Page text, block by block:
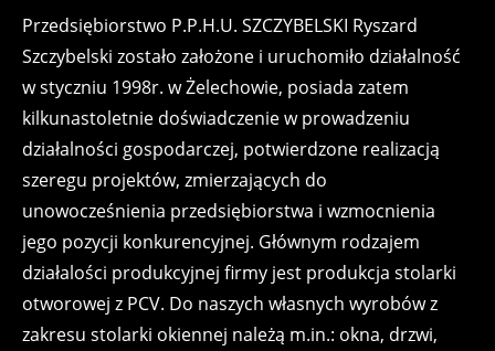
Przedsiębiorstwo P.P.H.U. SZCZYBELSKI Ryszard
Szczybelski zostało założone i uruchomiło działalność
w styczniu 1998r. w Żelechowie, posiada zatem
kilkunastoletnie doświadczenie w prowadzeniu
działalności gospodarczej, potwierdzone realizacją
szeregu projektów, zmierzających do
unowocześnienia przedsiębiorstwa i wzmocnienia
jego pozycji konkurencyjnej. Głównym rodzajem
działalości produkcyjnej firmy jest produkcja stolarki
otworowej z PCV. Do naszych własnych wyrobów z
zakresu stolarki okiennej należą m.in.: okna, drzwi,